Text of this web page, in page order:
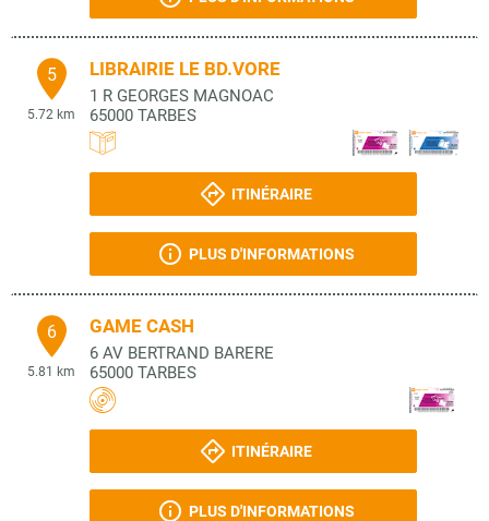
5
5.72 km
LIBRAIRIE LE BD.VORE
1 R GEORGES MAGNOAC
65000 TARBES
ITINÉRAIRE
PLUS D'INFORMATIONS
6
5.81 km
GAME CASH
6 AV BERTRAND BARERE
65000 TARBES
ITINÉRAIRE
PLUS D'INFORMATIONS